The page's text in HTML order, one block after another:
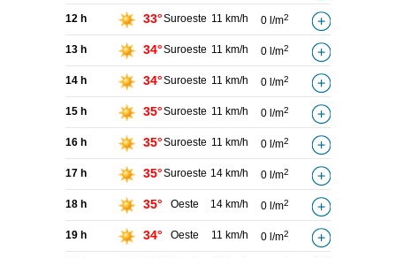
12 h 33°Suroeste 11 km/h 0 l/m2
13 h 34°Suroeste 11 km/h 0 l/m2
14 h 34°Suroeste 11 km/h 0 l/m2
15 h 35°Suroeste 11 km/h 0 l/m2
16 h 35°Suroeste 11 km/h 0 l/m2
17 h 35°Suroeste 14 km/h 0 l/m2
18 h 35° Oeste 14 km/h 0 l/m2
19 h 34° Oeste 11 km/h 0 l/m2